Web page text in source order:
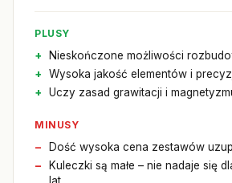
PLUSY
Nieskończone możliwości
Wysoka jakość elementów i
Uczy zasad grawitacji i
MINUSY
Dość wysoka cena zestawów
Kuleczki są małe – nie nadaje się